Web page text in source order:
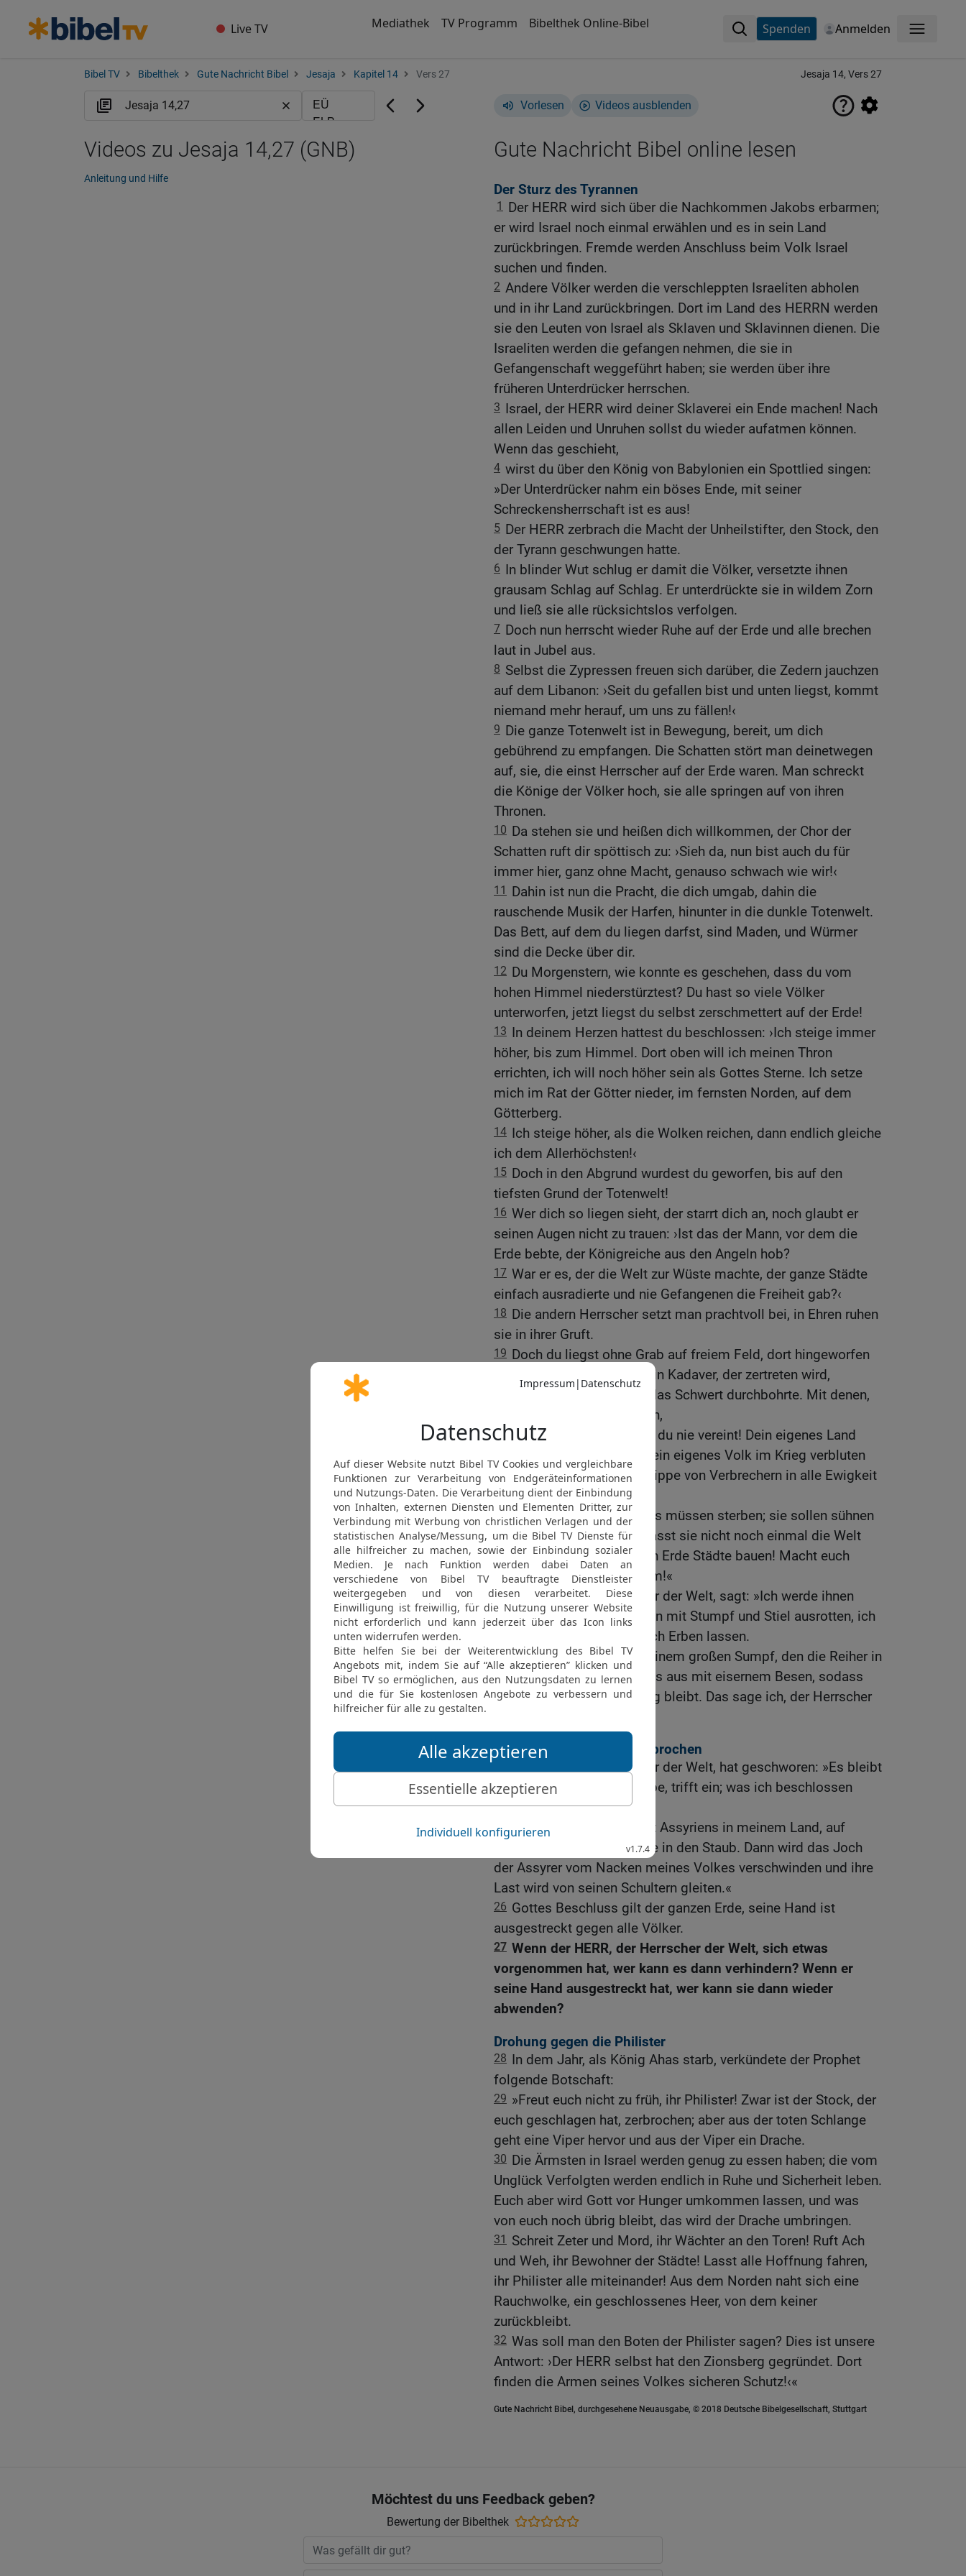
Live TV Mediathek TV Programm Bibelthek Online-Bibel Spenden Anmelden Menü
Bibel TV Bibelthek Gute Nachricht Bibel Jesaja Kapitel 14 Vers 27 Jesaja 14, Vers 27
Vorlesen Videos ausblenden
Gute Nachricht Bibel online lesen
Der Sturz des Tyrannen
1
Der HERR wird sich über die Nachkommen Jakobs erbarmen;
er wird Israel noch einmal erwählen und es in sein Land
zurückbringen. Fremde werden Anschluss beim Volk Israel
suchen und finden.
2 Andere Völker werden die verschleppten Israeliten abholen
und in ihr Land zurückbringen. Dort im Land des HERRN werden
sie den Leuten von Israel als Sklaven und Sklavinnen dienen. Die
Israeliten werden die gefangen nehmen, die sie in
Gefangenschaft weggeführt haben; sie werden über ihre
früheren Unterdrücker herrschen.
3 Israel, der HERR wird deiner Sklaverei ein Ende machen! Nach
allen Leiden und Unruhen sollst du wieder aufatmen können.
Wenn das geschieht,
4 wirst du über den König von Babylonien ein Spottlied singen:
»Der Unterdrücker nahm ein böses Ende, mit seiner
Schreckensherrschaft ist es aus!
5 Der HERR zerbrach die Macht der Unheilstifter, den Stock, den
der Tyrann geschwungen hatte.
6 In blinder Wut schlug er damit die Völker, versetzte ihnen
grausam Schlag auf Schlag. Er unterdrückte sie in wildem Zorn
und ließ sie alle rücksichtslos verfolgen.
7 Doch nun herrscht wieder Ruhe auf der Erde und alle brechen
laut in Jubel aus.
8 Selbst die Zypressen freuen sich darüber, die Zedern jauchzen
auf dem Libanon: ›Seit du gefallen bist und unten liegst, kommt
niemand mehr herauf, um uns zu fällen!‹
9 Die ganze Totenwelt ist in Bewegung, bereit, um dich
gebührend zu empfangen. Die Schatten stört man deinetwegen
auf, sie, die einst Herrscher auf der Erde waren. Man schreckt
die Könige der Völker hoch, sie alle springen auf von ihren
Thronen.
10 Da stehen sie und heißen dich willkommen, der Chor der
Schatten ruft dir spöttisch zu: ›Sieh da, nun bist auch du für
immer hier, ganz ohne Macht, genauso schwach wie wir!‹
11
Dahin ist nun die Pracht, die dich umgab, dahin die
rauschende Musik der Harfen, hinunter in die dunkle Totenwelt.
Das Bett, auf dem du liegen darfst, sind Maden, und Würmer
sind die Decke über dir.
12 Du Morgenstern, wie konnte es geschehen, dass du vom
hohen Himmel niederstürztest? Du hast so viele Völker
unterworfen, jetzt liegst du selbst zerschmettert auf der Erde!
13 In deinem Herzen hattest du beschlossen: ›Ich steige immer
höher, bis zum Himmel. Dort oben will ich meinen Thron
errichten, ich will noch höher sein als Gottes Sterne. Ich setze
mich im Rat der Götter nieder, im fernsten Norden, auf dem
Götterberg.
14 Ich steige höher, als die Wolken reichen, dann endlich gleiche
ich dem Allerhöchsten!‹
15 Doch in den Abgrund wurdest du geworfen, bis auf den
tiefsten Grund der Totenwelt!
16 Wer dich so liegen sieht, der starrt dich an, noch glaubt er
seinen Augen nicht zu trauen: ›Ist das der Mann, vor dem die
Erde bebte, der Königreiche aus den Angeln hob?
17 War er es, der die Welt zur Wüste machte, der ganze Städte
einfach ausradierte und nie Gefangenen die Freiheit gab?‹
18 Die andern Herrscher setzt man prachtvoll bei, in Ehren ruhen
sie in ihrer Gruft.
19 Doch du liegst ohne Grab auf freiem Feld, dort hingeworfen
wie ein dürrer Zweig, wie ein Kadaver, der zertreten wird,
bedeckt mit Kriegern, die das Schwert durchbohrte. Mit denen,
die in ihrer Steingruft liegen,
20 mit deinen Vätern, wirst du nie vereint! Dein eigenes Land
hast du zugrunde gehen, dein eigenes Volk im Krieg verbluten
lassen. Darum soll deine Sippe von Verbrechern in alle Ewigkeit
vergessen sein!
21 Die Söhne dieses Königs müssen sterben; sie sollen sühnen
für die Schuld der Väter! Lasst sie nicht noch einmal die Welt
erobern und auf der ganzen Erde Städte bauen! Macht euch
bereit und bringt sie alle um!«
22 Der HERR, der Herrscher der Welt, sagt: »Ich werde ihnen
entgegentreten und Babylon mit Stumpf und Stiel ausrotten, ich
will ihnen weder Söhne noch Erben lassen.
23 Ich mache Babylon zu einem großen Sumpf, den die Reiher in
Besitz nehmen. Ich kehre es aus mit eisernem Besen, sodass
nichts mehr von ihnen übrig bleibt. Das sage ich, der Herrscher
Assyriens Macht wird zerbrochen
Der HERR, der Herrscher der Welt, hat geschworen: »Es bleibt
dabei: Was ich geplant habe, trifft ein; was ich beschlossen
habe, wird ausgeführt!
25
Ich zerbreche die Macht Assyriens in meinem Land, auf
meinen Bergen trete ich sie in den Staub. Dann wird das Joch
der Assyrer vom Nacken meines Volkes verschwinden und ihre
Last wird von seinen Schultern gleiten.«
26 Gottes Beschluss gilt der ganzen Erde, seine Hand ist
ausgestreckt gegen alle Völker.
27 Wenn der HERR, der Herrscher der Welt, sich etwas
vorgenommen hat, wer kann es dann verhindern? Wenn er
seine Hand ausgestreckt hat, wer kann sie dann wieder
abwenden?
Drohung gegen die Philister
28 In dem Jahr, als König Ahas starb, verkündete der Prophet
folgende Botschaft:
29 »Freut euch nicht zu früh, ihr Philister! Zwar ist der Stock, der
euch geschlagen hat, zerbrochen; aber aus der toten Schlange
geht eine Viper hervor und aus der Viper ein Drache.
30 Die Ärmsten in Israel werden genug zu essen haben; die vom
Unglück Verfolgten werden endlich in Ruhe und Sicherheit leben.
Euch aber wird Gott vor Hunger umkommen lassen, und was
von euch noch übrig bleibt, das wird der Drache umbringen.
31 Schreit Zeter und Mord, ihr Wächter an den Toren! Ruft Ach
und Weh, ihr Bewohner der Städte! Lasst alle Hoffnung fahren,
ihr Philister alle miteinander! Aus dem Norden naht sich eine
Rauchwolke, ein geschlossenes Heer, von dem keiner
zurückbleibt.
32 Was soll man den Boten der Philister sagen? Dies ist unsere
Antwort: ›Der HERR selbst hat den Zionsberg gegründet. Dort
finden die Armen seines Volkes sicheren Schutz!‹«
Gute Nachricht Bibel, durchgesehene Neuausgabe, © 2018 Deutsche Bibelgesellschaft, Stuttgart
Videos zu Jesaja 14,27 (GNB)
Anleitung und Hilfe
Möchtest du uns Feedback geben?
Bewertung der Bibelthek